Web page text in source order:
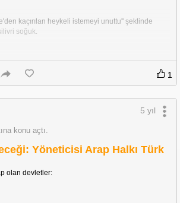
| Nafter Social Media
kaçırılan heykeli istemeyi unuttu'' şeklinde
soğuk.
Be Repatriated, New
1
konu açtı.
5 yıl
Yöneticisi Arap Halkı Türk
olan devletler: